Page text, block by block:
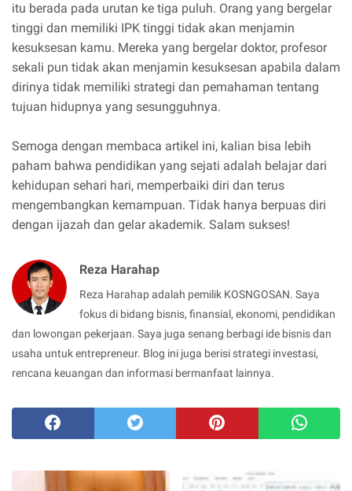
itu berada pada urutan ke tiga puluh. Orang yang bergelar
tinggi dan memiliki IPK tinggi tidak akan menjamin
kesuksesan kamu. Mereka yang bergelar doktor, profesor
sekali pun tidak akan menjamin kesuksesan apabila dalam
dirinya tidak memiliki strategi dan pemahaman tentang
tujuan hidupnya yang sesungguhnya.
Semoga dengan membaca artikel ini, kalian bisa lebih
paham bahwa pendidikan yang sejati adalah belajar dari
kehidupan sehari hari, memperbaiki diri dan terus
mengembangkan kemampuan. Tidak hanya berpuas diri
dengan ijazah dan gelar akademik. Salam sukses!
Reza Harahap
Reza Harahap adalah pemilik KOSNGOSAN. Saya
fokus di bidang bisnis, finansial, ekonomi, pendidikan
dan lowongan pekerjaan. Saya juga senang berbagi ide bisnis dan
usaha untuk entrepreneur. Blog ini juga berisi strategi investasi,
rencana keuangan dan informasi bermanfaat lainnya.